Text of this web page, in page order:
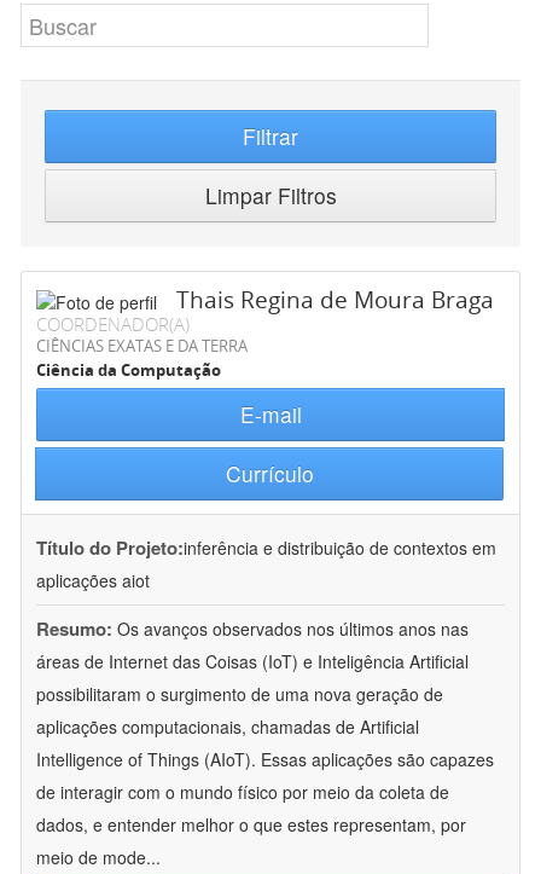
Filtrar
Limpar Filtros
Thais Regina de Moura Braga
COORDENADOR(A)
CIÊNCIAS EXATAS E DA TERRA
Ciência da Computação
E-mail
Currículo
Título do Projeto:inferência e distribuição de contextos em
aplicações aiot
Resumo: Os avanços observados nos últimos anos nas
áreas de Internet das Coisas (IoT) e Inteligência Artificial
possibilitaram o surgimento de uma nova geração de
aplicações computacionais, chamadas de Artificial
Intelligence of Things (AIoT). Essas aplicações são capazes
de interagir com o mundo físico por meio da coleta de
dados, e entender melhor o que estes representam, por
meio de mode...